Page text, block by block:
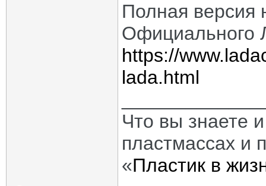
Полная версия
Официального
https://
lada.html
Что вы знаете
пластмассах и
«Пластик в